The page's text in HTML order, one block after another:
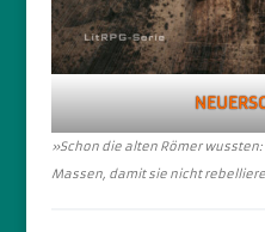
»Schon die alten Römer
Massen, damit sie nicht